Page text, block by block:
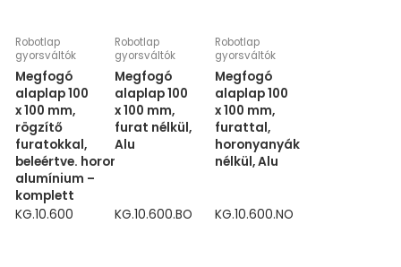
Robotlap
gyorsváltók
Megfogó
alaplap 100
x 100 mm,
rögzítő
furatokkal,
beleértve. horonyanyák,
alumínium –
komplett
KG.10.600
Robotlap
gyorsváltók
Megfogó
alaplap 100
x 100 mm,
furat nélkül,
Alu
KG.10.600.BO
Robotlap
gyorsváltók
Megfogó
alaplap 100
x 100 mm,
furattal,
horonyanyák
nélkül, Alu
KG.10.600.NO